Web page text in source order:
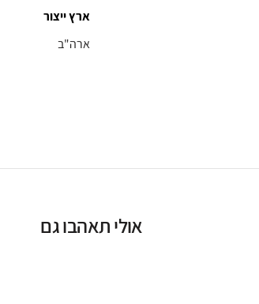
ארץ ייצור
ארה"ב
אולי תאהבו גם